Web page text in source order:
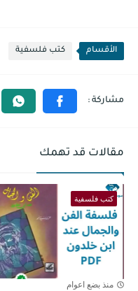
الأقسام كتب فلسفية
مقالات قد تهمك
كتب فلسفية
منذ بضع اعوام